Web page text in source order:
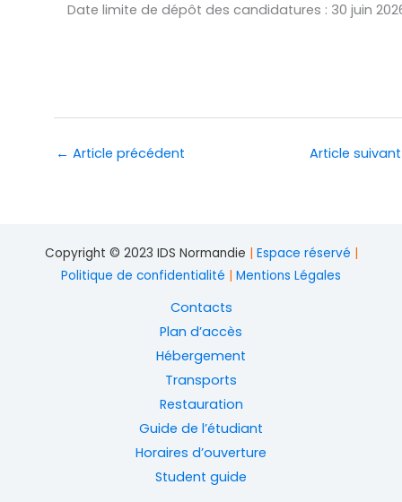
Date limite de dépôt des candidatures : 30 juin
← Article précédent Article
Copyright © 2023 IDS Normandie | Espace réservé |
Politique de confidentialité | Mentions Légales
Contacts
Plan d’accès
Hébergement
Transports
Restauration
Guide de l’étudiant
Horaires d’ouverture
Student guide